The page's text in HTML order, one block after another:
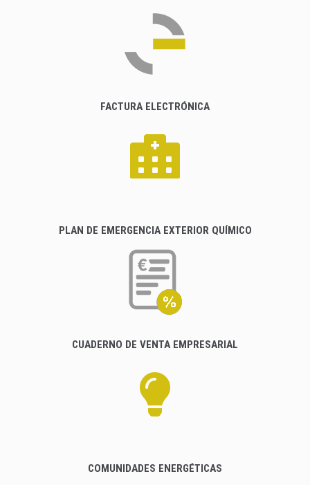
FACTURA ELECTRÓNICA
PLAN DE EMERGENCIA EXTERIOR QUÍMICO
CUADERNO DE VENTA EMPRESARIAL
COMUNIDADES ENERGÉTICAS